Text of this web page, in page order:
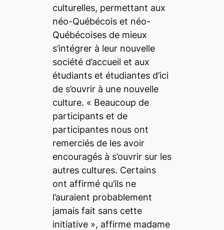
culturelles, permettant aux
néo-Québécois et néo-
Québécoises de mieux
s’intégrer à leur nouvelle
société d’accueil et aux
étudiants et étudiantes d’ici
de s’ouvrir à une nouvelle
culture. « Beaucoup de
participants et de
participantes nous ont
remerciés de les avoir
encouragés à s’ouvrir sur les
autres cultures. Certains
ont affirmé qu’ils ne
l’auraient probablement
jamais fait sans cette
initiative », affirme madame